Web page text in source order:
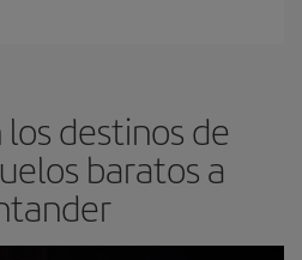
destinos de
baratos a